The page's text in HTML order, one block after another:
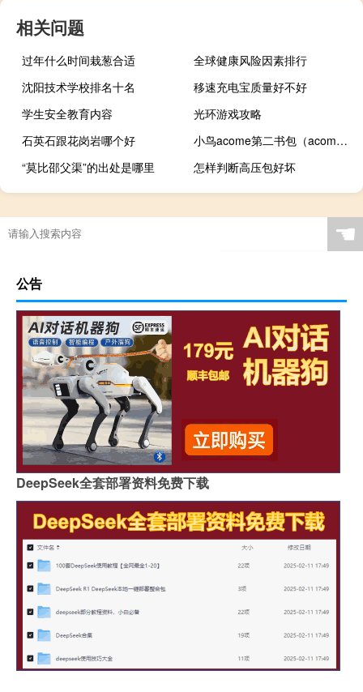
相关问题
过年什么时间栽葱合适
全球健康风险因素排行
沈阳技术学校排名十名
移速充电宝质量好不好
学生安全教育内容
光环游戏攻略
石英石跟花岗岩哪个好
小鸟acome第二书包（acome小鸟）
“莫比邵父渠”的出处是哪里
怎样判断高压包好坏
☚
公告
DeepSeek全套部署资料免费下载